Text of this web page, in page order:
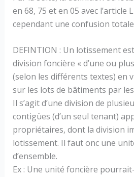
en 68, 75 et en 05 avec l’article
cependant une confusion
DEFINTION : Un lotissement
division foncière « d’une ou
(selon les différents textes) en
sur les lots de bâtiments par
Il s’agit d’une division de
contigües (d’un seul tenant)
propriétaires, dont la division
lotissement. Il faut onc une
d’ensemble.
Ex : Une unité foncière